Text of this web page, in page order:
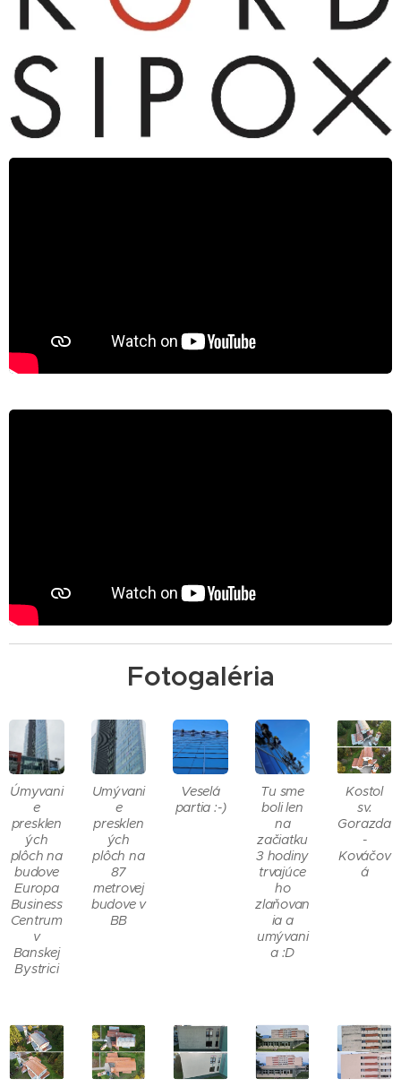
Fotogaléria
Úmyvani
e
presklen
ých
plôch na
budove
Europa
Business
Centrum
v
Banskej
Bystrici
Umývani
e
presklen
ých
plôch na
87
metrovej
budove v
BB
Veselá
partia :-)
Tu sme
boli len
na
začiatku
3 hodiny
trvajúce
ho
zlaňovan
ia a
umývani
a :D
Kostol
sv.
Gorazda
-
Kováčov
á